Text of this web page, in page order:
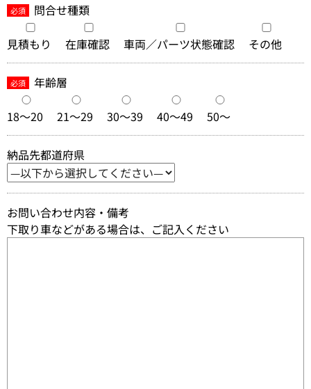
必須 問合せ種類
見積もり 在庫確認 車両／パーツ状態確認 その他
必須 年齢層
18～20 21～29 30～39 40～49 50～
納品先都道府県
お問い合わせ内容・備考
下取り車などがある場合は、ご記入ください